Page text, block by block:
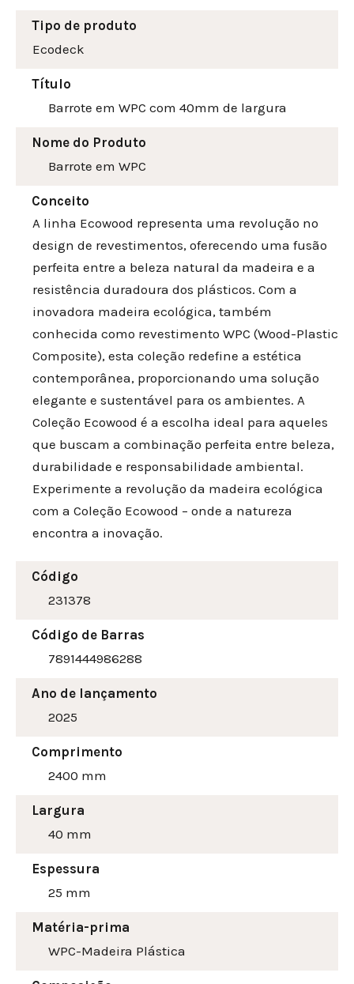
Tipo de produto
Ecodeck
Título
Barrote em WPC com 40mm de largura
Nome do Produto
Barrote em WPC
Conceito
A linha Ecowood representa uma revolução no
design de revestimentos, oferecendo uma fusão
perfeita entre a beleza natural da madeira e a
resistência duradoura dos plásticos. Com a
inovadora madeira ecológica, também
conhecida como revestimento WPC (Wood-Plastic
Composite), esta coleção redefine a estética
contemporânea, proporcionando uma solução
elegante e sustentável para os ambientes. A
Coleção Ecowood é a escolha ideal para aqueles
que buscam a combinação perfeita entre beleza,
durabilidade e responsabilidade ambiental.
Experimente a revolução da madeira ecológica
com a Coleção Ecowood – onde a natureza
encontra a inovação.
Código
231378
Código de Barras
7891444986288
Ano de lançamento
2025
Comprimento
2400 mm
Largura
40 mm
Espessura
25 mm
Matéria-prima
WPC-Madeira Plástica